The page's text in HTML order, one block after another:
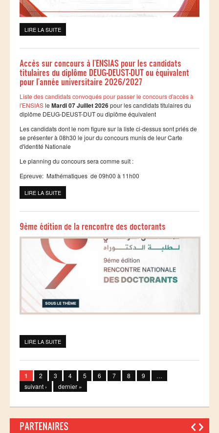
LIRE LA SUITE
Accès sur concours à l'ENSIAS pour les candidats
titulaires du diplôme DEUG-DEUST-DUT ou équivalent
pour l'année universitaire 2026/2027
Liste des candidats convoqués pour passer le concours d'accès à
l'ENSIASle Mardi 07 Juillet 2026pour les candidats titulaires du
diplôme DEUG-DEUST-DUT ou diplôme équivalent
Les candidats dont le nom figure sur la liste ci-dessus sont priés de
se présenter à 08h30 le jour du concours munis de leur Carte
d'identité Nationale
Le planning du concours sera comme suit :
Epreuve: Mathématiques de 09h00 à 11h00
LIRE LA SUITE
ÉQUIVALENT POUR L'ANNÉE UNIVERSITAIRE 2026/2027
9ème édition de la rencontre des doctorants
LIRE LA SUITE
1 2 3 4 5 6 7 8 9
…
suivant ›
dernier »
PARTENAIRES